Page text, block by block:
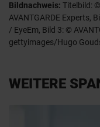
Bildnachweis: Titelbild:
AVANTGARDE
/ EyeEm, Bild 3: ©
gettyimages/Hugo
WEITERE